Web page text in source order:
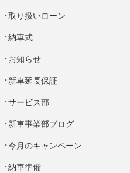
取り扱いローン
納車式
お知らせ
新車延長保証
サービス部
新車事業部ブログ
今月のキャンペーン
納車準備